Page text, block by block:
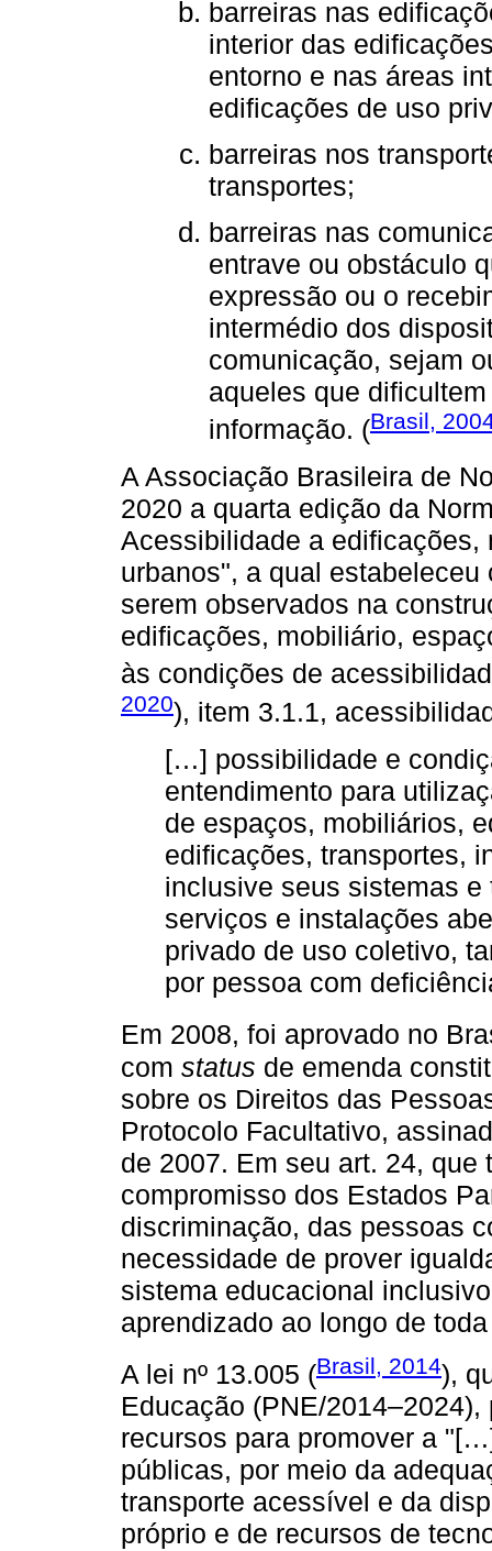
barreiras nas
interior das
entorno e nas áreas
edificações de uso
barreiras nos
transportes;
barreiras nas
entrave ou obstáculo
expressão ou o
intermédio dos
comunicação, sejam
aqueles que
informação. (Brasil,
A Associação Brasileira de
2020 a quarta edição da
Acessibilidade a
urbanos", a qual
serem observados na
edificações, mobiliário,
às condições de
2020), item 3.1.1,
[…] possibilidade e
entendimento para
de espaços, mobiliários,
edificações, transportes,
inclusive seus sistemas
serviços e instalações
privado de uso coletivo,
por pessoa com
Em 2008, foi aprovado no
com status de emenda
sobre os Direitos das
Protocolo Facultativo,
de 2007. Em seu art. 24,
compromisso dos Estados
discriminação, das pessoas
necessidade de prover
sistema educacional
aprendizado ao longo de
A lei nº 13.005 (Brasil, 2014),
Educação (PNE/
recursos para promover a
públicas, por meio da
transporte acessível e da
próprio e de recursos de